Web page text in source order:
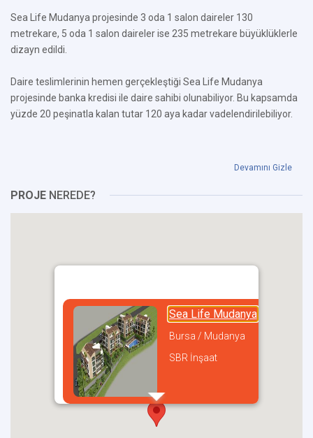
Sea Life Mudanya projesinde 3 oda 1 salon daireler 130
metrekare, 5 oda 1 salon daireler ise 235 metrekare büyüklüklerle
dizayn edildi.
Daire teslimlerinin hemen gerçekleştiği Sea Life Mudanya
projesinde banka kredisi ile daire sahibi olunabiliyor. Bu kapsamda
yüzde 20 peşinatla kalan tutar 120 aya kadar vadelendirilebiliyor.
Devamını Gizle
PROJE NEREDE?
Sea Life Mudanya
Bursa / Mudanya
SBR İnşaat